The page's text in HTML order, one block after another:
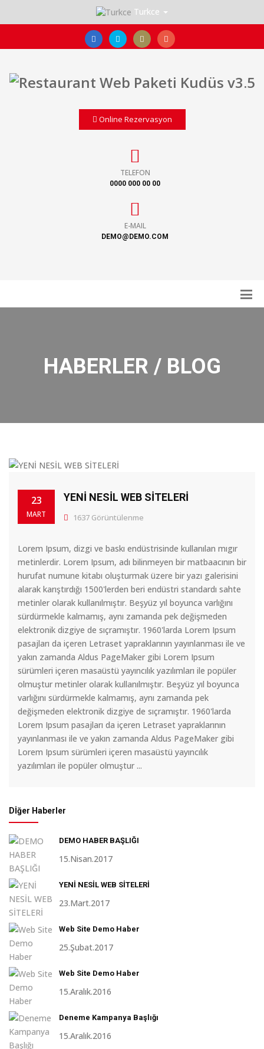
Turkce
Online Rezervasyon
TELEFON
0000 000 00 00
E-MAIL
DEMO@DEMO.COM
HABERLER / BLOG
23
MART
YENİ NESİL WEB SİTELERİ
1637 Görüntülenme
Lorem Ipsum, dizgi ve baskı endüstrisinde kullanılan mıgır
metinlerdir. Lorem Ipsum, adı bilinmeyen bir matbaacının bir
hurufat numune kitabı oluşturmak üzere bir yazı galerisini
alarak karıştırdığı 1500'lerden beri endüstri standardı sahte
metinler olarak kullanılmıştır. Beşyüz yıl boyunca varlığını
sürdürmekle kalmamış, aynı zamanda pek değişmeden
elektronik dizgiye de sıçramıştır. 1960'larda Lorem Ipsum
pasajları da içeren Letraset yapraklarının yayınlanması ile ve
yakın zamanda Aldus PageMaker gibi Lorem Ipsum
sürümleri içeren masaüstü yayıncılık yazılımları ile popüler
olmuştur metinler olarak kullanılmıştır. Beşyüz yıl boyunca
varlığını sürdürmekle kalmamış, aynı zamanda pek
değişmeden elektronik dizgiye de sıçramıştır. 1960'larda
Lorem Ipsum pasajları da içeren Letraset yapraklarının
yayınlanması ile ve yakın zamanda Aldus PageMaker gibi
Lorem Ipsum sürümleri içeren masaüstü yayıncılık
yazılımları ile popüler olmuştur ...
Dİğer Haberler
DEMO HABER BAŞLIĞI
15.Nisan.2017
YENİ NESİL WEB SİTELERİ
23.Mart.2017
Web Site Demo Haber
25.Şubat.2017
Web Site Demo Haber
15.Aralık.2016
Deneme Kampanya Başlığı
15.Aralık.2016